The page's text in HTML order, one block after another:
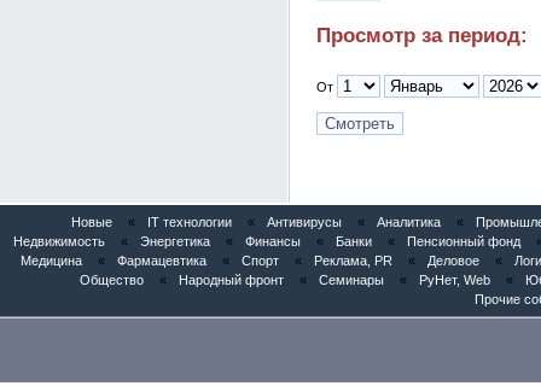
Просмотр за период:
От
Новые « IT технологии « Антивирусы « Аналитика «
Недвижимость
« Энергетика « Финансы « Банки « Пенсионный фонд
Медицина
« Фармацевтика « Спорт « Реклама, PR « Деловое «
Общество
« Народный фронт « Семинары « РуНет, Web «
Прочие